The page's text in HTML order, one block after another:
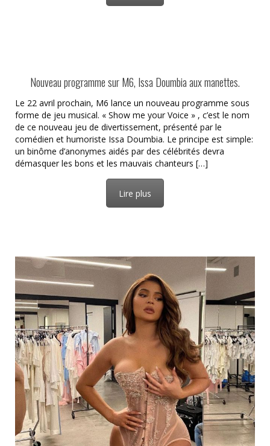
Nouveau programme sur M6, Issa Doumbia aux manettes.
Le 22 avril prochain, M6 lance un nouveau programme sous
forme de jeu musical. « Show me your Voice » , c’est le nom
de ce nouveau jeu de divertissement, présenté par le
comédien et humoriste Issa Doumbia. Le principe est simple:
un binôme d’anonymes aidés par des célébrités devra
démasquer les bons et les mauvais chanteurs […]
Lire plus